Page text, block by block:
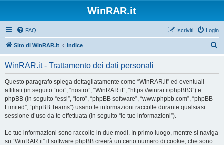
WinRAR.it
FAQ Login
Iscriviti
Sito di WinRAR.it Indice
WinRAR.it - Trattamento dei dati personali
Questo paragrafo spiega dettagliatamente come “WinRAR.it” ed eventuali
affiliati (in seguito “noi”, “nostro”, “WinRAR.it”, “https://winrar.it/phpBB3”) e
phpBB (in seguito “essi”, “loro”, “phpBB software”, “www.phpbb.com”, “phpBB
Limited”, “phpBB Teams”) usano le informazioni raccolte durante qualsiasi
sessione d’uso da te effettuata (in seguito “le tue informazioni”).
Le tue informazioni sono raccolte in due modi. In primo luogo, mentre si naviga
su “WinRAR.it” il software phpBB creerà un certo numero di cookie, che sono